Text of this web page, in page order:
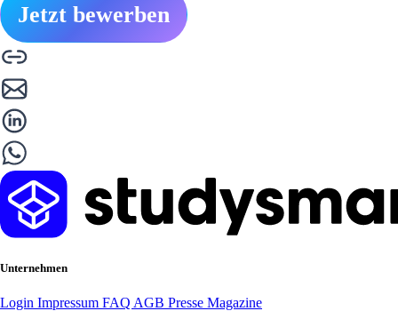
Jetzt bewerben
Unternehmen
Login Impressum FAQ AGB Presse Magazine